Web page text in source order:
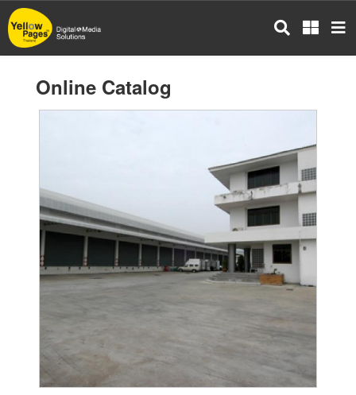
Skip
to
main
Online Catalog